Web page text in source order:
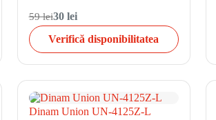
59 lei30 lei
Verifică disponibilitatea
Dinam Union UN-4125Z-L